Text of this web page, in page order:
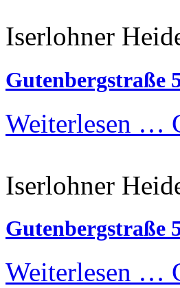
Iserlohner
Gutenbergstraße
Weiterlesen …
Iserlohner
Gutenbergstraße
Weiterlesen …